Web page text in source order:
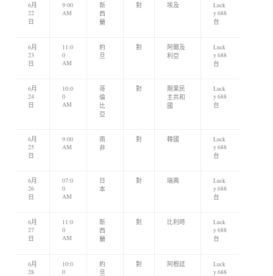
6月
22
日
9:00
AM
新
西
蘭
對 埃及
Luck
y 688
台
6月
23
日
11:0
0
AM
約
旦
對
阿爾及
利亞
Luck
y 688
台
6月
24
日
10:0
0
AM
哥
倫
比
亞
對
剛果民
主共和
國
Luck
y 688
台
6月
25
日
9:00
AM
南
非
對 韓國
Luck
y 688
台
6月
26
日
07:0
0
AM
日
本
對 瑞典
Luck
y 688
台
6月
27
日
11:0
0
AM
新
西
蘭
對 比利時
Luck
y 688
台
6月
28
10:0
0
約
旦
對 阿根廷
Luck
y 688